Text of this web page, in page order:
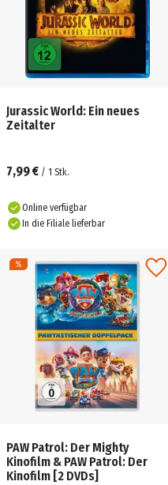
Jurassic World: Ein neues
Zeitalter
7,99 € / 1 Stk.
Online verfügbar
In die Filiale lieferbar
PAW Patrol: Der Mighty
Kinofilm & PAW Patrol: Der
Kinofilm [2 DVDs]